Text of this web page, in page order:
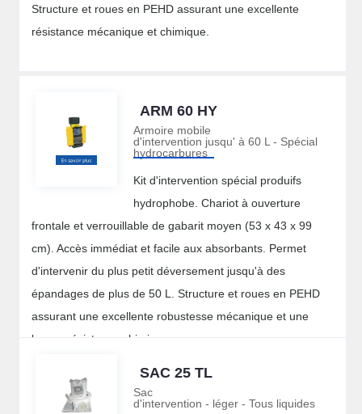
Structure et roues en PEHD assurant une excellente
résistance mécanique et chimique.
ARM 60 HY
Armoire mobile
d'intervention jusqu' à 60 L - Spécial
hydrocarbures
Kit d'intervention spécial produifs
hydrophobe. Chariot à ouverture
frontale et verrouillable de gabarit moyen (53 x 43 x 99
cm). Accès immédiat et facile aux absorbants. Permet
d'intervenir du plus petit déversement jusqu'à des
épandages de plus de 50 L. Structure et roues en PEHD
assurant une excellente robustesse mécanique et une
bonne résistance chimique.
* 1 rouleau (38 cm x 18 m) de feuilles blanches
hydrophobes en PP, prédécoupées –
SAC 25 TL
Sac
d'intervention - léger - Tous liquides